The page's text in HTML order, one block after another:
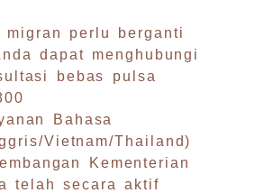
perlu berganti
dapat menghubungi
bebas pulsa
Bahasa
Vietnam/Thailand)
Kementerian
telah secara aktif